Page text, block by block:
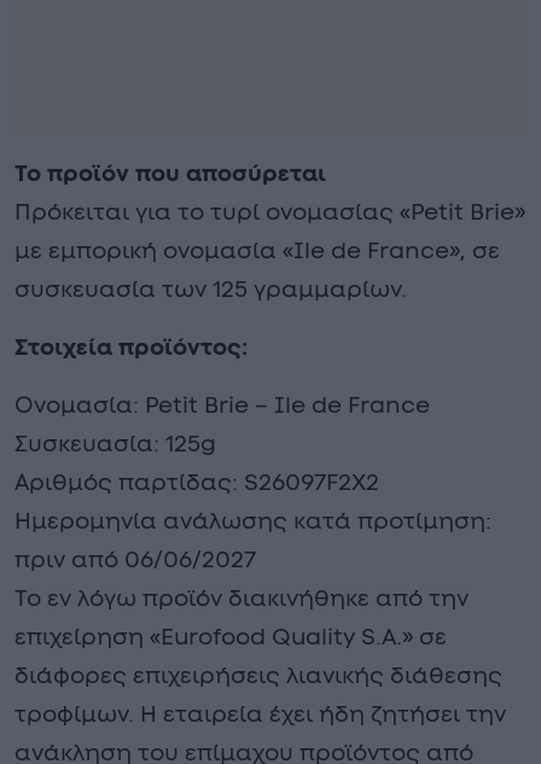
Το προϊόν που αποσύρεται
Πρόκειται για το τυρί ονομασίας «Petit Brie»
με εμπορική ονομασία «Ile de France», σε
συσκευασία των 125 γραμμαρίων.
Στοιχεία προϊόντος:
Ονομασία: Petit Brie – Ile de France
Συσκευασία: 125g
Αριθμός παρτίδας: S26097F2X2
Ημερομηνία ανάλωσης κατά προτίμηση:
πριν από 06/06/2027
Το εν λόγω προϊόν διακινήθηκε από την
επιχείρηση «Eurofood Quality S.A.» σε
διάφορες επιχειρήσεις λιανικής διάθεσης
τροφίμων. Η εταιρεία έχει ήδη ζητήσει την
ανάκληση του επίμαχου προϊόντος από